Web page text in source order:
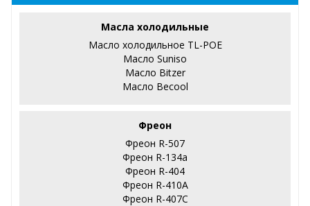
Масла холодильные
Масло холодильное TL-POE
Масло Suniso
Масло Bitzer
Масло Becool
Фреон
Фреон R-507
Фреон R-134a
Фреон R-404
Фреон R-410А
Фреон R-407С